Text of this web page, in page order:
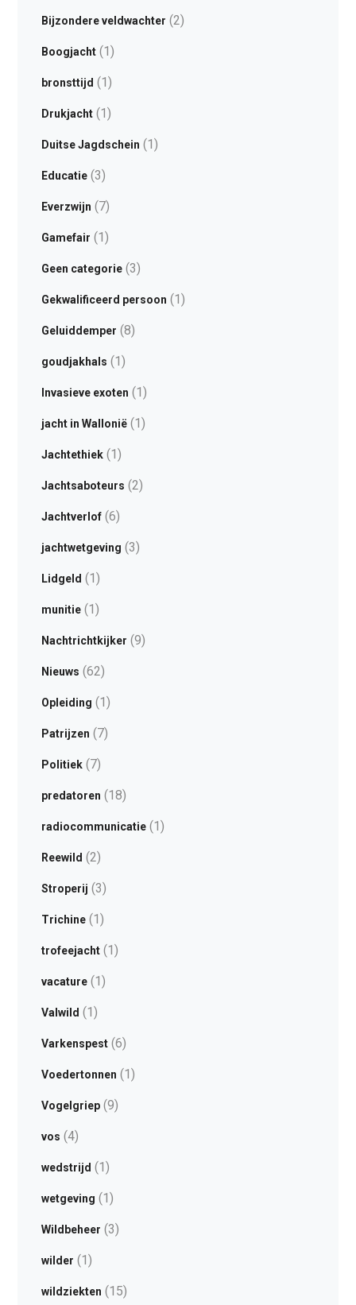
Bijzondere veldwachter (2)
Boogjacht(1)
bronsttijd (1)
Drukjacht(1)
Duitse Jagdschein (1)
Educatie(3)
Everzwijn (7)
Gamefair (1)
Geen categorie(3)
Gekwalificeerd persoon (1)
Geluiddemper (8)
goudjakhals (1)
Invasieve exoten (1)
jacht in Wallonië(1)
Jachtethiek(1)
Jachtsaboteurs (2)
Jachtverlof(6)
jachtwetgeving (3)
Lidgeld (1)
munitie(1)
Nachtrichtkijker (9)
Nieuws (62)
Opleiding (1)
Patrijzen (7)
Politiek(7)
predatoren (18)
radiocommunicatie(1)
Reewild (2)
Stroperij (3)
Trichine(1)
trofeejacht(1)
vacature(1)
Valwild (1)
Varkenspest(6)
Voedertonnen (1)
Vogelgriep(9)
vos (4)
wedstrijd (1)
wetgeving (1)
Wildbeheer (3)
wilder (1)
wildziekten (15)